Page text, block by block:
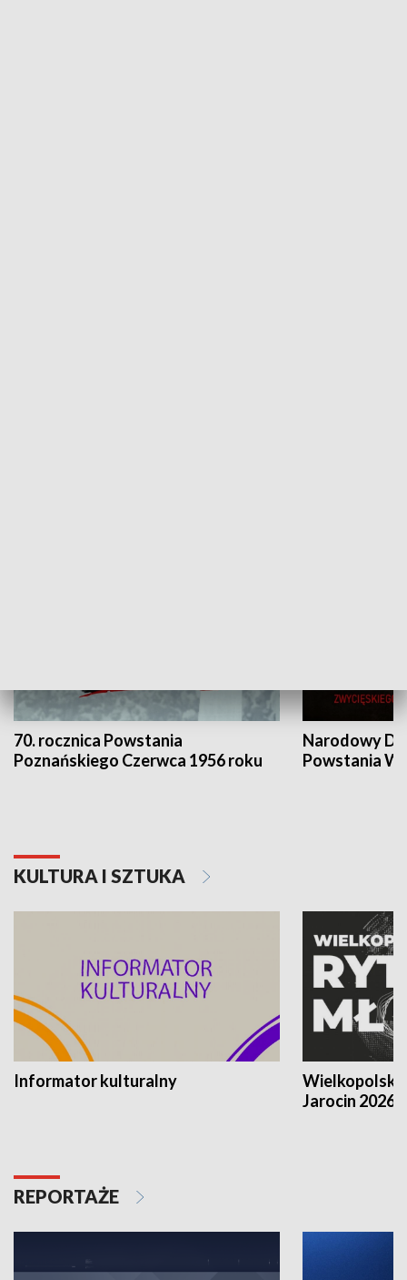
70. rocznica Powstania
Poznańskiego Czerwca 1956 roku
Narodowy
Powstania
KULTURA I SZTUKA
Informator kulturalny
Jarocin 2026
REPORTAŻE